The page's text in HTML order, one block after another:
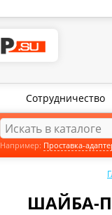
Сотрудничество
ШАЙБА-
Например: Проставка-